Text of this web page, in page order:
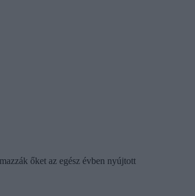
őket az egész évben nyújtott